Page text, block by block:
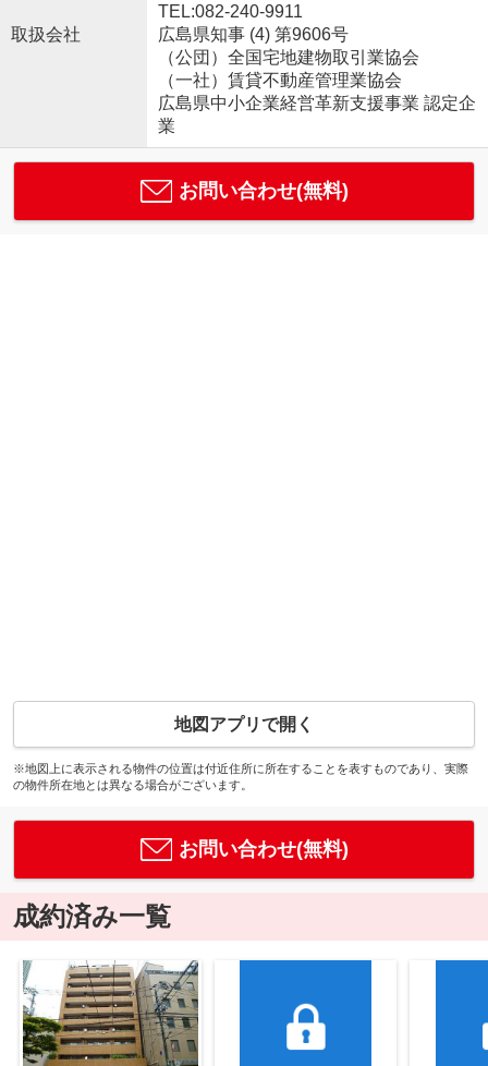
取扱会社
TEL:082-240-9911
広島県知事 (4) 第9606号
（公団）全国宅地建物取引業協会
（一社）賃貸不動産管理業協会
広島県中小企業経営革新支援事業 認定企
業
お問い合わせ(無料)
地図アプリで開く
※地図上に表示される物件の位置は付近住所に所在することを表すものであり、実際
の物件所在地とは異なる場合がございます。
お問い合わせ(無料)
成約済み一覧